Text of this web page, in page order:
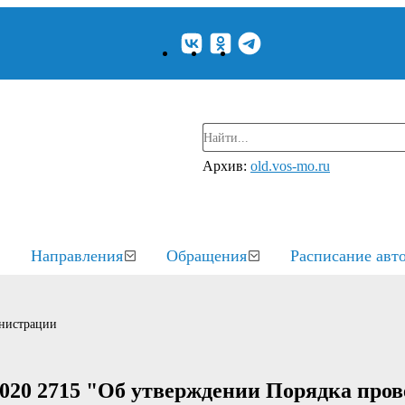
Архив: old.vos-mo.ru
Направления Обращения Расписание
2715 "Об утверждении Порядка